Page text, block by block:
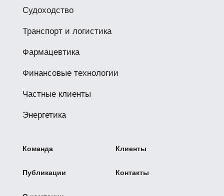
Судоходство
Транспорт и логистика
Фармацевтика
Финансовые технологии
Частные клиенты
Энергетика
Команда Клиенты
Публикации Контакты